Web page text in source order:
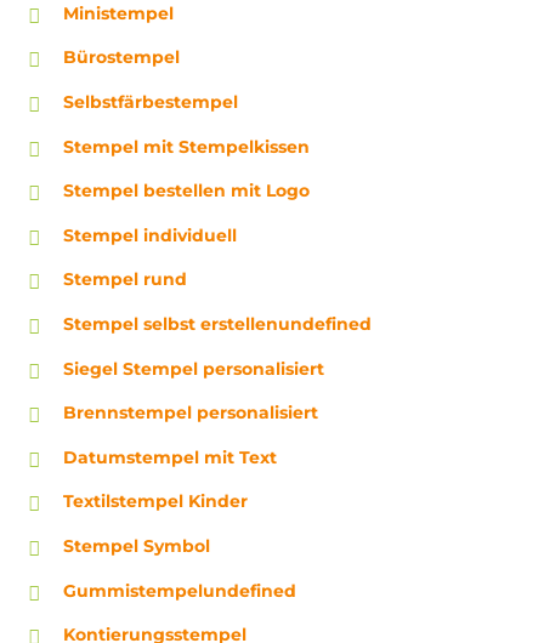
Ministempel
Bürostempel
Selbstfärbestempel
Stempel mit Stempelkissen
Stempel bestellen mit Logo
Stempel individuell
Stempel rund
Stempel selbst erstellenundefined
Siegel Stempel personalisiert
Brennstempel personalisiert
Datumstempel mit Text
Textilstempel Kinder
Stempel Symbol
Gummistempelundefined
Kontierungsstempel